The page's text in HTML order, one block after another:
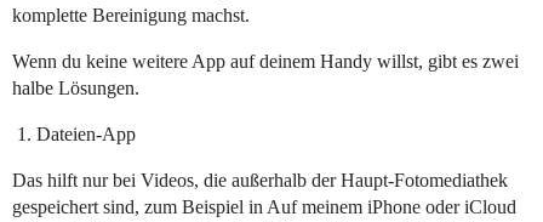
komplette Bereinigung machst.
Wenn du keine weitere App auf deinem Handy willst, gibt es zwei
halbe Lösungen.
Dateien-App
Das hilft nur bei Videos, die außerhalb der Haupt-Fotomediathek
gespeichert sind, zum Beispiel in Auf meinem iPhone oder iCloud